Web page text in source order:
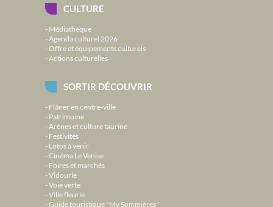
CULTURE
Médiathèque
Agenda culturel 2026
Offre et équipements culturels
Actions culturelles
SORTIR DÉCOUVRIR
Flâner en centre-ville
Patrimoine
Arènes et culture taurine
Festivités
Lotos à venir
Cinéma Le Venise
Foires et marchés
Vidourle
Voie verte
Ville fleurie
Guide touristique "My Sommières"